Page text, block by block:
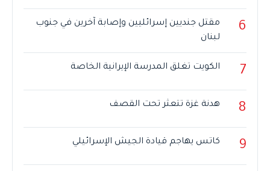
6
مقتل جنديين إسرائليين وإصابة آخرين في جنوب
لبنان
7 الكويت تغلق المدرسة الإيرانية الخاصة
8 هدنة غزة تتعثر تحت القصف
9 كاتس يهاجم قيادة الجيش الإسرائيلي